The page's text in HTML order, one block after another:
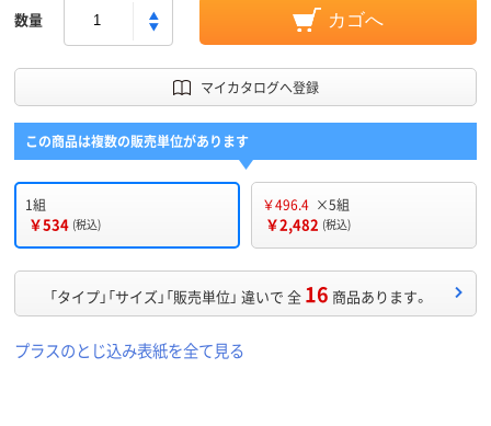
数量 カゴへ
マイカタログへ登録
この商品は複数の販売単位があります
1組
￥534 (税込)
￥496.4 ×5組
￥2,482 (税込)
「タイプ」「サイズ」「販売単位」 違いで 全 16 商品あります。
プラスのとじ込み表紙を全て見る